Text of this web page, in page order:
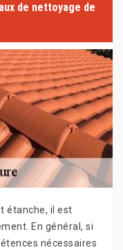
de nettoyage de
étanche, il est
En général, si
nécessaires